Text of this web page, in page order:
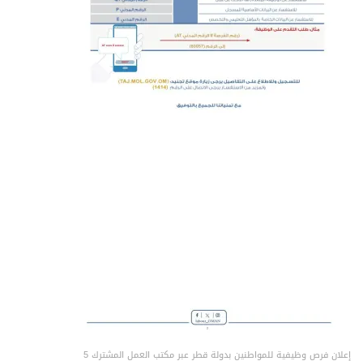
إعلان فرص وظيفية للمواطنين بدولة قطر عبر مكتب العمل المشترك 5